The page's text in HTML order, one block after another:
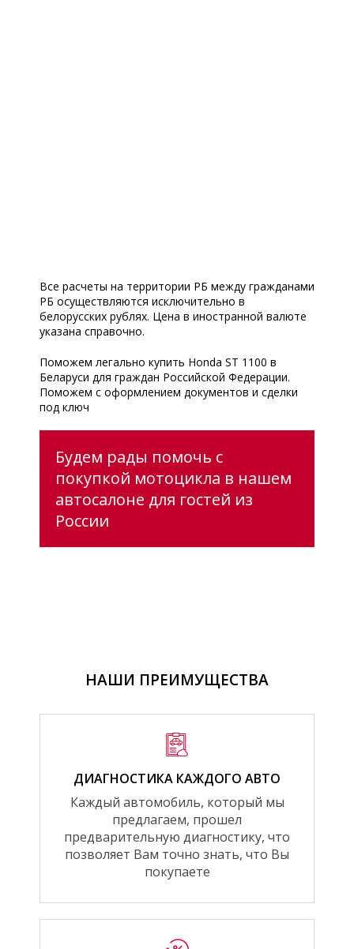
Все расчеты на территории РБ между гражданами
РБ осуществляются исключительно в
белорусских рублях. Цена в иностранной валюте
указана справочно.
Поможем легально купить Honda ST 1100 в
Беларуси для граждан Российской Федерации.
Поможем с оформлением документов и сделки
под ключ
Будем рады помочь с
покупкой мотоцикла в нашем
автосалоне для гостей из
России
НАШИ ПРЕИМУЩЕСТВА
ДИАГНОСТИКА КАЖДОГО АВТО
Каждый автомобиль, который мы
предлагаем, прошел
предварительную диагностику, что
позволяет Вам точно знать, что Вы
покупаете